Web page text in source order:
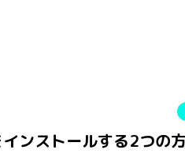
ンストールする2つの